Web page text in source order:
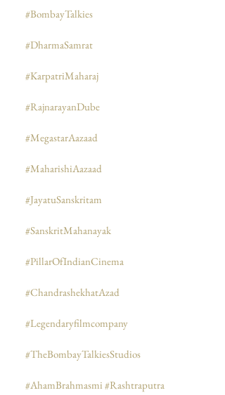
#BombayTalkies
#DharmaSamrat
#KarpatriMaharaj
#RajnarayanDube
#MegastarAazaad
#MaharishiAazaad
#JayatuSanskritam
#SanskritMahanayak
#PillarOfIndianCinema
#ChandrashekhatAzad
#Legendaryfilmcompany
#TheBombayTalkiesStudios
#AhamBrahmasmi #Rashtraputra